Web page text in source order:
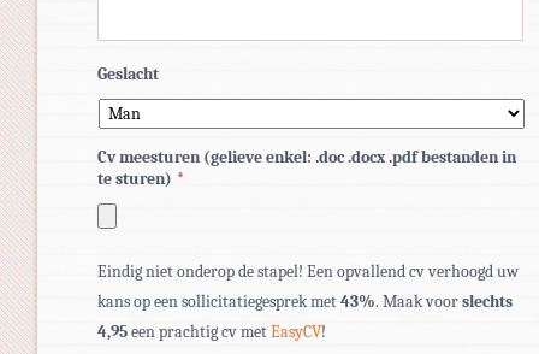
Geslacht
Cv meesturen (gelieve enkel: .doc .docx .pdf bestanden in
te sturen) *
bestandstypen:
pdf,
doc,
Eindig niet onderop de stapel! Een opvallend cv verhoogd uw
kans op een sollicitatiegesprek met43%. Maak voorslechts
4,95een prachtig cv metEasyCV!